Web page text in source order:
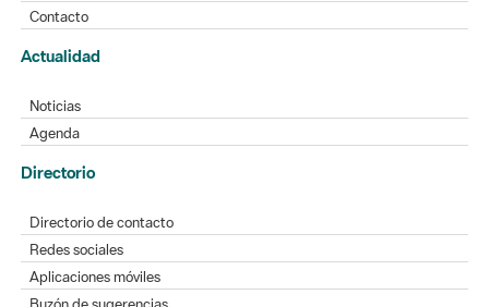
Contacto
Actualidad
Noticias
Agenda
Directorio
Directorio de contacto
Redes sociales
Aplicaciones móviles